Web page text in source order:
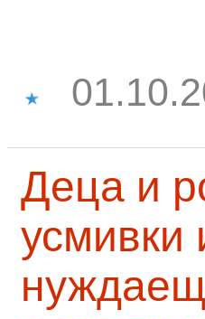
Деца и
усмивки